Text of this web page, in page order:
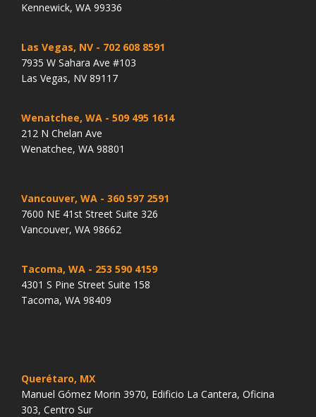
Kennewick, WA 99336
Las Vegas, NV - 702 608 8591
7935 W Sahara Ave #103
Las Vegas, NV 89117
Wenatchee, WA - 509 495 1614
212 N Chelan Ave
Wenatchee, WA 98801
Vancouver, WA - 360 597 2591
7600 NE 41st Street Suite 326
Vancouver, WA 98662
Tacoma, WA - 253 590 4159
4301 S Pine Street Suite 158
Tacoma, WA 98409
Querétaro, MX
Manuel Gómez Morin 3970, Edificio La Cantera, Oficina
303, Centro Sur